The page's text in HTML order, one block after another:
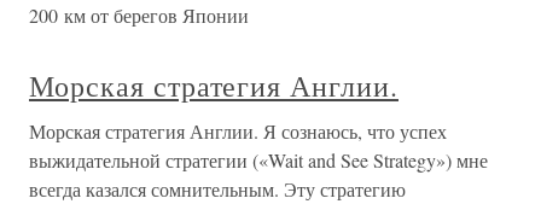
200 км от берегов Японии
Морская стратегия Англии.
Морская стратегия Англии. Я сознаюсь, что успех
выжидательной стратегии («Wait and See Strategy») мне
всегда казался сомнительным. Эту стратегию